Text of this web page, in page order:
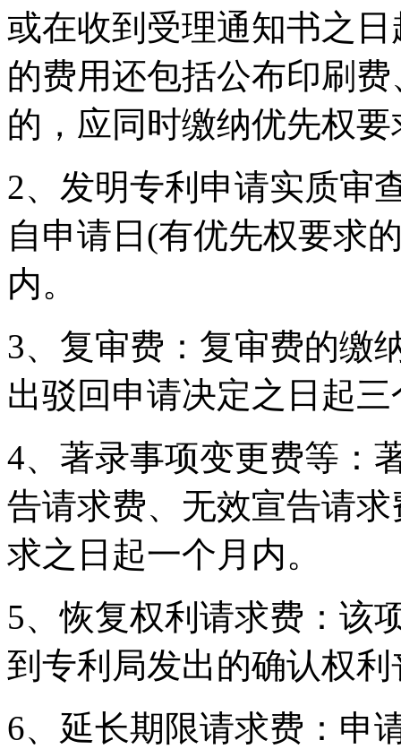
或在收到受理通知书之
的费用还包括公布印刷
的，应同时缴纳优先权要
2、发明专利申请实质审
自申请日(有优先权要求
内。
3、复审费：复审费的缴
出驳回申请决定之日起
4、著录事项变更费等：
告请求费、无效宣告请
求之日起一个月内。
5、恢复权利请求费：该
到专利局发出的确认权
6、延长期限请求费：申